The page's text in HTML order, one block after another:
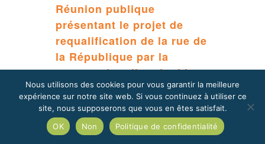
Réunion publique
présentant le projet de
requalification de la rue de
la République par la
restauration d’un double-
sens cyclable
Hotel de VilleHotel de Ville,
Amiens, France
Nous utilisons des cookies pour vous garantir la meilleure
expérience sur notre site web. Si vous continuez à utiliser ce
site, nous supposerons que vous en êtes satisfait.
OK
Non Politique de confidentialité